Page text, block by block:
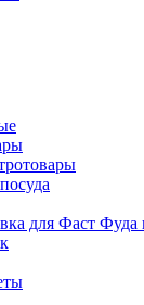
для Фаст Фуда